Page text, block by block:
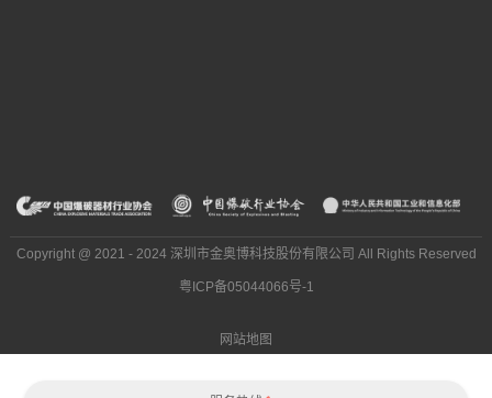
Copyright @ 2021 - 2024 深圳市金奥博科技股份有限公司 All Rights Reserved
粤ICP备05044066号-1
网站地图